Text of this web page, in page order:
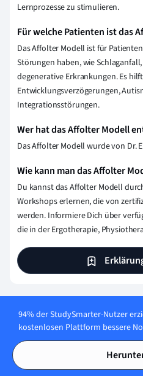
Lernprozesse zu stimulieren.
Für welche Patienten ist das
Das Affolter Modell ist für
Störungen haben, wie
degenerative Erkrankungen. Es
Entwicklungsverzögerungen,
Integrationsstörungen.
Wer hat das Affolter Modell
Das Affolter Modell wurde von Dr.
Wie kann man das Affolter
Du kannst das Affolter Modell
Workshops erlernen, die von
werden. Informiere Dich über
die in der Ergotherapie,
94% der StudySmarter-Nutzer
kostenlosen Plattform bessere